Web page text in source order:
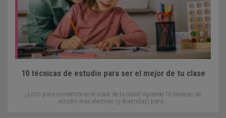
10 técnicas de estudio para ser el mejor de tu clase
¿Listo para convertirte en el crack de tu clase? Aprende 10 técnicas de
estudio más efectivas (y divertidas) para...